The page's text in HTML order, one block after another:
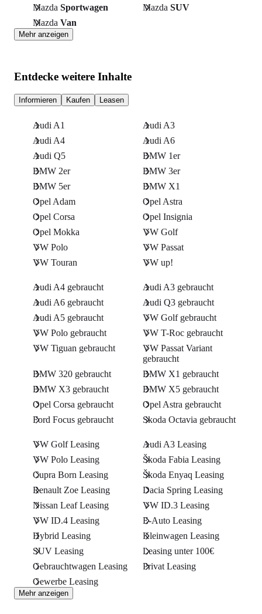
Mazda Sportwagen Mazda SUV
Mazda Van
Mehr anzeigen
Entdecke weitere Inhalte
Informieren Kaufen Leasen
Audi A1
Audi A3
Audi A4
Audi A6
Audi Q5
BMW 1er
BMW 2er
BMW 3er
BMW 5er
BMW X1
Opel Adam
Opel Astra
Opel Corsa
Opel Insignia
Opel Mokka
VW Golf
VW Polo
VW Passat
VW Touran
VW up!
Audi A4 gebraucht
Audi A3 gebraucht
Audi A6 gebraucht
Audi Q3 gebraucht
Audi A5 gebraucht
VW Golf gebraucht
VW Polo gebraucht
VW T-Roc gebraucht
VW Tiguan gebraucht
VW Passat Variant
gebraucht
BMW 320 gebraucht
BMW X1 gebraucht
BMW X3 gebraucht
BMW X5 gebraucht
Opel Corsa gebraucht
Opel Astra gebraucht
Ford Focus gebraucht
Skoda Octavia gebraucht
VW Golf Leasing
Audi A3 Leasing
VW Polo Leasing
Škoda Fabia Leasing
Cupra Born Leasing
Škoda Enyaq Leasing
Renault Zoe Leasing
Dacia Spring Leasing
Nissan Leaf Leasing
VW ID.3 Leasing
VW ID.4 Leasing
E-Auto Leasing
Hybrid Leasing
Kleinwagen Leasing
SUV Leasing
Leasing unter 100€
Gebrauchtwagen Leasing
Privat Leasing
Gewerbe Leasing
Mehr anzeigen